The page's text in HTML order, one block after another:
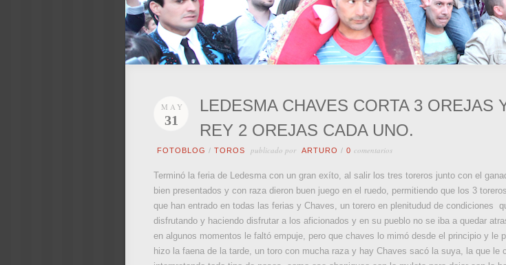
MAY
31
LEDESMA CHAVES CORTA 3 OREJAS
REY 2 OREJAS CADA UNO.
FOTOBLOG / TOROS publicado por ARTURO / 0 comentarios
Terminó la feria de Ledesma con un gran exíto, al salir los tres toreros junto con el
bien presentados y con raza dieron buen juego en el ruedo, permitiendo que los 3
que han entrado en todas las ferias y Chaves, un torero en plenitudud de condiciones
disfrutando y haciendo disfrutar a los aficionados y en su pueblo no se iba a quedar
en algunos momentos le faltó empuje, pero que chaves lo mimó desde el principio y le
hizo la faena de la tarde, un toro con mucha raza y hay Chaves sacó la suya, la que